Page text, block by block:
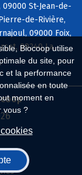
Biocoop utilise
du site, pour
et la performance
en toute
moment en
vous ?
St-Jean-de-
de-Rivière,
09000 Foix,
09240 La